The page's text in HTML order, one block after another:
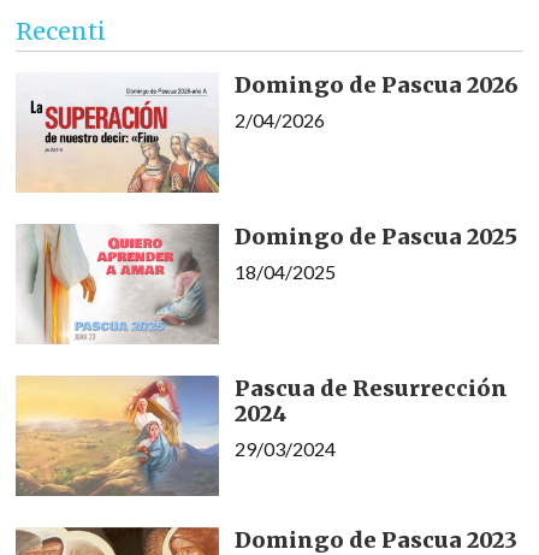
Recenti
Domingo de Pascua 2026
2/04/2026
Domingo de Pascua 2025
18/04/2025
Pascua de Resurrección
2024
29/03/2024
Domingo de Pascua 2023